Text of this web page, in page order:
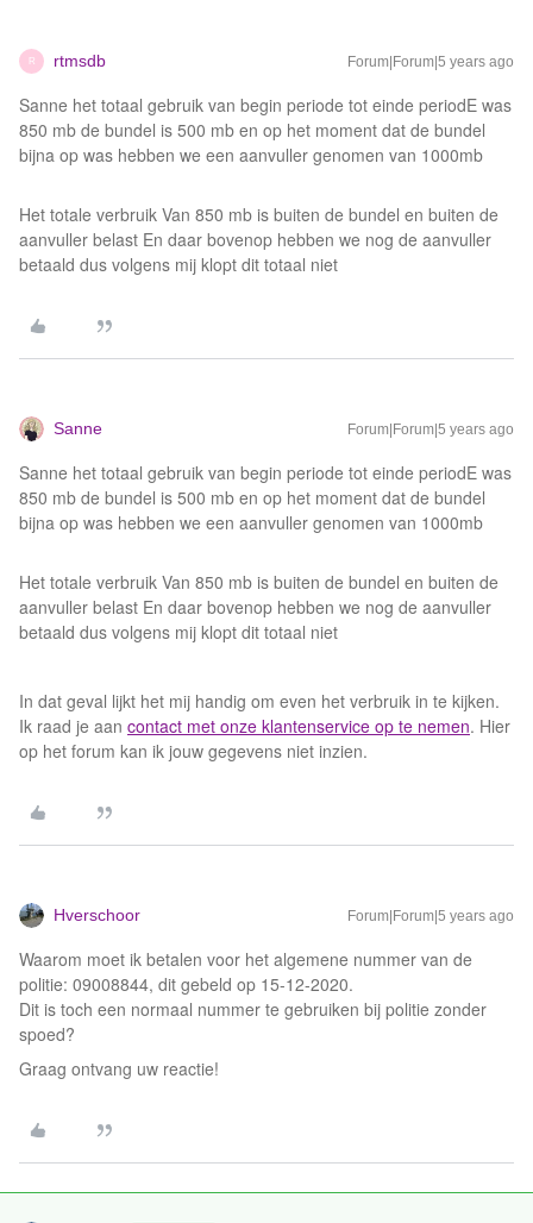
R rtmsdb Forum|Forum|5 years ago
Sanne het totaal gebruik van begin periode tot einde periodE was
850 mb de bundel is 500 mb en op het moment dat de bundel
bijna op was hebben we een aanvuller genomen van 1000mb
Het totale verbruik Van 850 mb is buiten de bundel en buiten de
aanvuller belast En daar bovenop hebben we nog de aanvuller
betaald dus volgens mij klopt dit totaal niet
Sanne Forum|Forum|5 years ago
Sanne het totaal gebruik van begin periode tot einde periodE was
850 mb de bundel is 500 mb en op het moment dat de bundel
bijna op was hebben we een aanvuller genomen van 1000mb
Het totale verbruik Van 850 mb is buiten de bundel en buiten de
aanvuller belast En daar bovenop hebben we nog de aanvuller
betaald dus volgens mij klopt dit totaal niet
In dat geval lijkt het mij handig om even het verbruik in te kijken.
Ik raad je aan contact met onze klantenservice op te nemen. Hier
op het forum kan ik jouw gegevens niet inzien.
Hverschoor Forum|Forum|5 years ago
Waarom moet ik betalen voor het algemene nummer van de
politie: 09008844, dit gebeld op 15-12-2020.
Dit is toch een normaal nummer te gebruiken bij politie zonder
spoed?
Graag ontvang uw reactie!